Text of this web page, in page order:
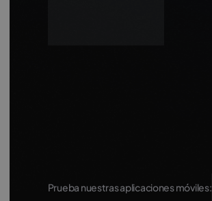
Prueba nuestras aplicaciones móviles: